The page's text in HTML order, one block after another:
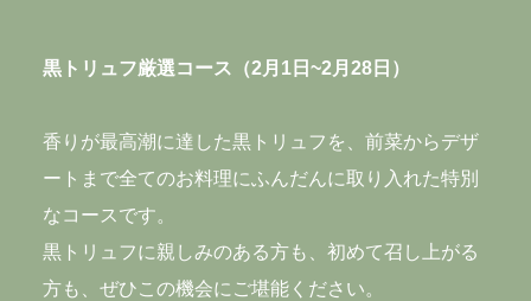
黒トリュフ厳選コース（2月1日~2月28日）
香りが最高潮に達した黒トリュフを、前菜からデザ
ートまで全てのお料理にふんだんに取り入れた特別
なコースです。
黒トリュフに親しみのある方も、初めて召し上がる
方も、ぜひこの機会にご堪能ください。